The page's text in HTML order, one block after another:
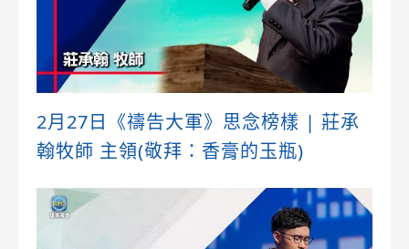
2月27日《禱告大軍》思念榜樣 | 莊承
翰牧師 主領(敬拜：香膏的玉瓶)